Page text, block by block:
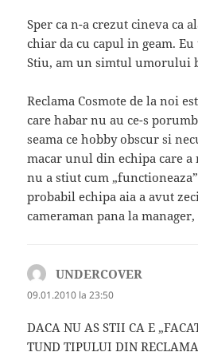
Sper ca n-a crezut cineva ca
chiar da cu capul in geam.
Stiu, am un simtul umorului
Reclama Cosmote de la noi
care habar nu au ce-s
seama ce hobby obscur si
macar unul din echipa care
nu a stiut cum
probabil echipa aia a avut
cameraman pana la manager,
UNDERCOVER
09.01.2010 la 23:50
DACA NU AS STII CA E
TUND TIPULUI DIN